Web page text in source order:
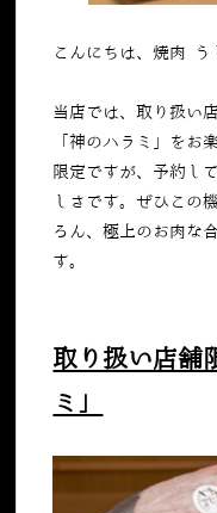
こんにちは、焼肉 う
当店では、取り扱い
「神のハラミ」をお
限定ですが、予約し
しさです。ぜひこの
ろん、極上のお肉な
す。
取り扱い店舗
ミ」